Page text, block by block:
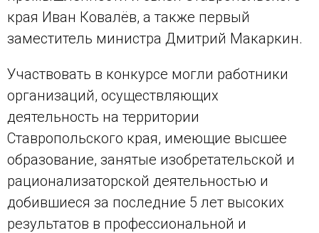
края Иван Ковалёв, а также первый
заместитель министра Дмитрий Макаркин.
Участвовать в конкурсе могли работники
организаций, осуществляющих
деятельность на территории
Ставропольского края, имеющие высшее
образование, занятые изобретательской и
рационализаторской деятельностью и
добившиеся за последние 5 лет высоких
результатов в профессиональной и